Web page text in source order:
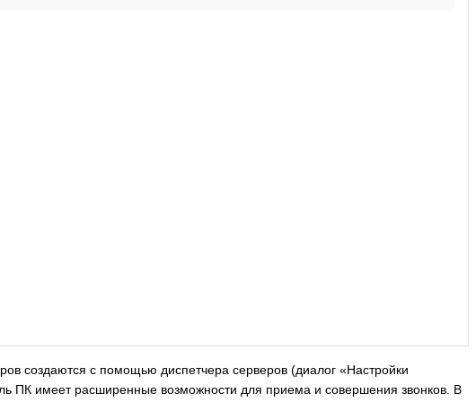
создаются с помощью диспетчера серверов (диалог «Настройки
ПК имеет расширенные возможности для приема и совершения звонков. В